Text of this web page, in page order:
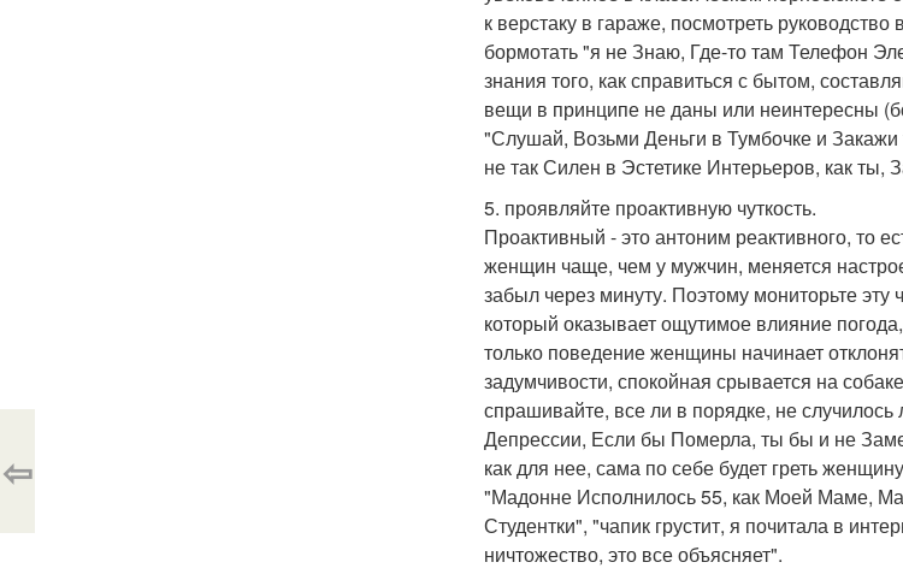
к верстаку в гараже, посмотреть
бормотать "я не Знаю, Где-то там Телефон
знания того, как справиться с бытом,
вещи в принципе не даны или неинтересны
"Слушай, Возьми Деньги в Тумбочке и
не так Силен в Эстетике Интерьеров, как
5. проявляйте проактивную чуткость.
Проактивный - это антоним реактивного, то
женщин чаще, чем у мужчин, меняется
забыл через минуту. Поэтому мониторьте
который оказывает ощутимое влияние
только поведение женщины начинает
задумчивости, спокойная срывается на
спрашивайте, все ли в порядке, не
Депрессии, Если бы Померла, ты бы и не
как для нее, сама по себе будет греть
"Мадонне Исполнилось 55, как Моей Маме,
Студентки", "чапик грустит, я почитала в
ничтожество, это все объясняет".
⇦